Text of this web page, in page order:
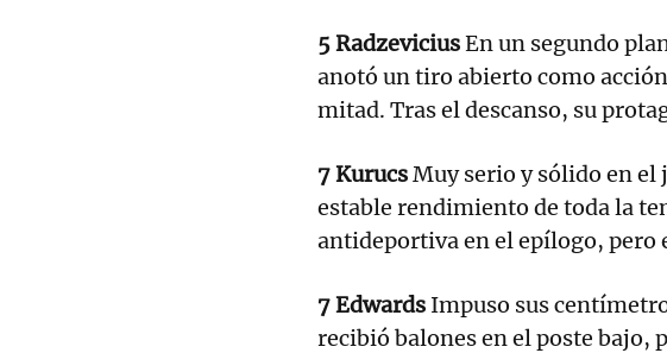
5 RadzeviciusEn un segundo
anotó un tiro abierto como
mitad. Tras el descanso, su
7 KurucsMuy serio y sólido en
estable rendimiento de toda la
antideportiva en el epílogo, pero
7 Edwards Impuso sus
recibió balones en el poste bajo,